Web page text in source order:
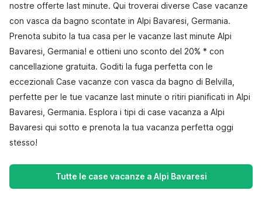
nostre offerte last minute. Qui troverai diverse Case vacanze
con vasca da bagno scontate in Alpi Bavaresi, Germania.
Prenota subito la tua casa per le vacanze last minute Alpi
Bavaresi, Germania! e ottieni uno sconto del 20% * con
cancellazione gratuita. Goditi la fuga perfetta con le
eccezionali Case vacanze con vasca da bagno di Belvilla,
perfette per le tue vacanze last minute o ritiri pianificati in Alpi
Bavaresi, Germania. Esplora i tipi di case vacanza a Alpi
Bavaresi qui sotto e prenota la tua vacanza perfetta oggi
stesso!
Tutte le case vacanze a Alpi Bavaresi